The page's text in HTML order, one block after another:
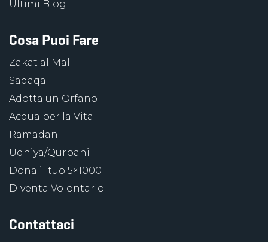
Ultimi Blog
Cosa Puoi Fare
Zakat al Mal
Sadaqa
Adotta un Orfano
Acqua per la Vita
Ramadan
Udhiya/Qurbani
Dona il tuo 5×1000
Diventa Volontario
Contattaci